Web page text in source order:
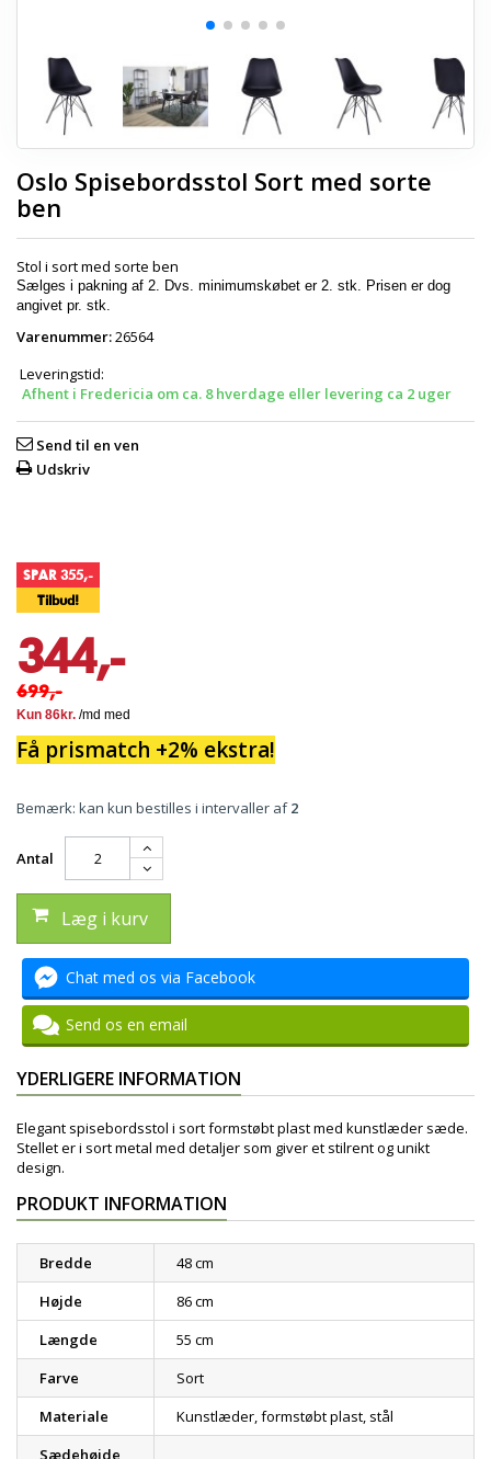
Oslo Spisebordsstol Sort med sorte
ben
Stol i sort med sorte ben
Sælges i pakning af 2. Dvs. minimumskøbet er 2. stk. Prisen er dog
angivet pr. stk.
Varenummer:26564
Leveringstid:
Afhent i Fredericia om ca. 8 hverdage eller levering ca 2 uger
Send til en ven
Udskriv
SPAR 355,-
Tilbud!
344,-
699,-
Få prismatch +2% ekstra!
Bemærk: kan kun bestilles i intervaller af2
Antal
Læg i kurv
Chat med os via Facebook
Send os en email
YDERLIGERE INFORMATION
Elegant spisebordsstol i sort formstøbt plast med kunstlæder sæde.
Stellet er i sort metal med detaljer som giver et stilrent og unikt
design.
PRODUKT INFORMATION
Bredde
48 cm
Højde
86 cm
Længde
55 cm
Farve
Sort
Materiale
Kunstlæder, formstøbt plast, stål
Sædehøjde